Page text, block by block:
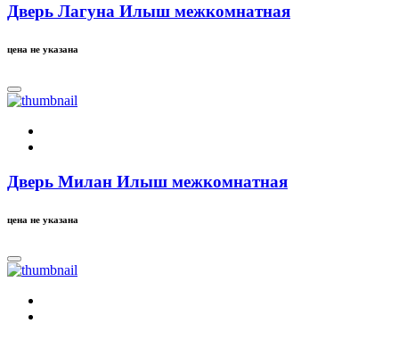
Дверь Лагуна Илыш межкомнатная
цена не указана
Дверь Милан Илыш межкомнатная
цена не указана